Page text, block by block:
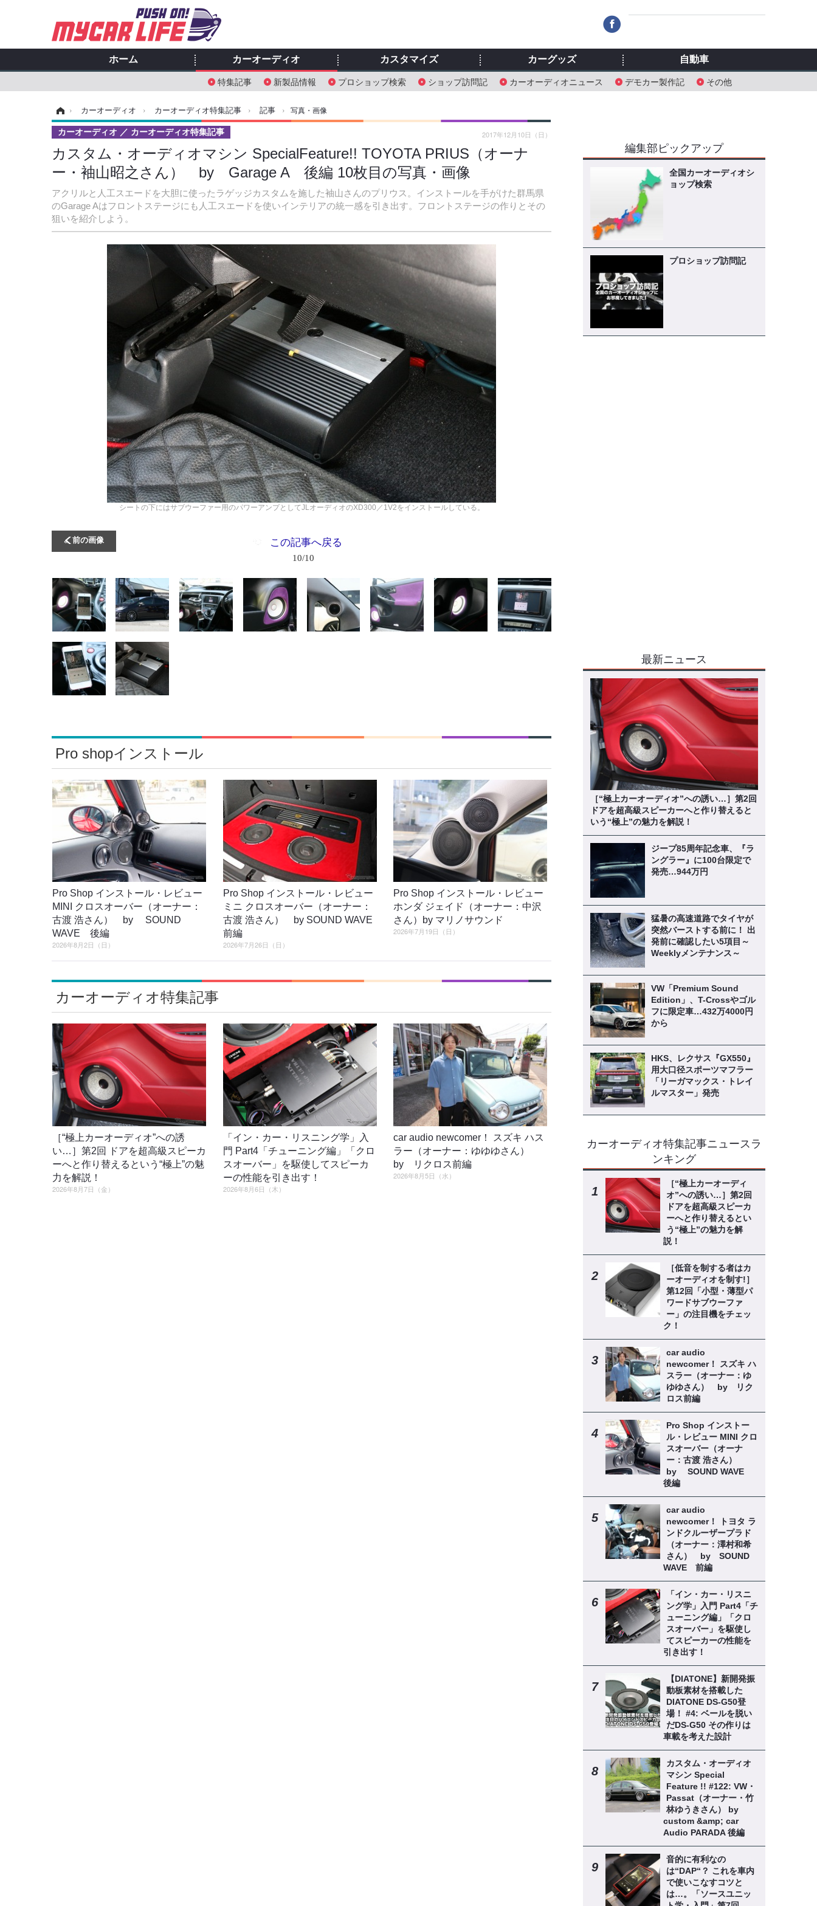
ホーム カーオーディオ
特集記事 新製品情報 プロショップ検索 ショップ訪問記 カーオーディオニュース デモカー製作記 その他
カスタマイズ カーグッズ 自動車
› カーオーディオ › カーオーディオ特集記事 › 記事 › 写真・画像
カスタム・オーディオマシン SpecialFeature!! TOYOTA PRIUS（オーナ
ー・袖山昭之さん） by Garage A 後編 10枚目の写真・画像
アクリルと人工スエードを大胆に使ったラゲッジカスタムを施した袖山さんのプリウス。インストールを手がけた群馬県
のGarage Aはフロントステージにも人工スエードを使いインテリアの統一感を引き出す。フロントステージの作りとその
狙いを紹介しよう。
カーオーディオ カーオーディオ特集記事 2017年12月10日（日）
シートの下にはサブウーファー用のパワーアンプとしてJLオーディオのXD300／1V2をインストールしている。
前の画像 この記事へ戻る
10/10
Pro shopインストール
Pro Shop インストール・レビュー
MINI クロスオーバー（オーナー：
古渡 浩さん） by SOUND
WAVE 後編
2026年8月2日（日）
Pro Shop インストール・レビュー
ミニ クロスオーバー（オーナー：
古渡 浩さん） by SOUND WAVE
前編
2026年7月26日（日）
Pro Shop インストール・レビュー
ホンダ ジェイド（オーナー：中沢
さん）by マリノサウンド
2026年7月19日（日）
カーオーディオ特集記事
［“極上カーオーディオ”への誘
い…］第2回 ドアを超高級スピーカ
ーへと作り替えるという“極上”の魅
力を解説！
2026年8月7日（金）
「イン・カー・リスニング学」入
門 Part4「チューニング編」「クロ
スオーバー」を駆使してスピーカ
ーの性能を引き出す！
2026年8月6日（木）
car audio newcomer！ スズキ ハス
ラー（オーナー：ゆゆゆさん）
by リクロス前編
2026年8月5日（水）
編集部ピックアップ
全国カーオーディオシ
ョップ検索
プロショップ訪問記
最新ニュース
［“極上カーオーディオ”への誘い…］第2回
ドアを超高級スピーカーへと作り替えると
いう“極上”の魅力を解説！
ジープ85周年記念車、『ラ
ングラー』に100台限定で
発売…944万円
猛暑の高速道路でタイヤが
突然バーストする前に！ 出
発前に確認したい5項目～
Weeklyメンテナンス～
VW「Premium Sound
Edition」、T-Crossやゴル
フに限定車…432万4000円
から
HKS、レクサス『GX550』
用大口径スポーツマフラー
「リーガマックス・トレイ
ルマスター」発売
カーオーディオ特集記事ニュースラ
ンキング
［“極上カーオーディ
オ”への誘い…］第2回
ドアを超高級スピーカ
ーへと作り替えるとい
う“極上”の魅力を解
説！
［低音を制する者はカ
ーオーディオを制す!］
第12回「小型・薄型パ
ワードサブウーファ
ー」の注目機をチェッ
ク！
car audio
newcomer！ スズキ ハ
スラー（オーナー：ゆ
ゆゆさん） by リク
ロス前編
Pro Shop インストー
ル・レビュー MINI クロ
スオーバー（オーナ
ー：古渡 浩さん）
by SOUND WAVE
後編
car audio
newcomer！ トヨタ ラ
ンドクルーザープラド
（オーナー：澤村和希
さん） by SOUND
WAVE 前編
「イン・カー・リスニ
ング学」入門 Part4「チ
ューニング編」「クロ
スオーバー」を駆使し
てスピーカーの性能を
引き出す！
【DIATONE】新開発振
動板素材を搭載した
DIATONE DS-G50登
場！ #4: ベールを脱い
だDS-G50 その作りは
車載を考えた設計
カスタム・オーディオ
マシン Special
Feature !! #122: VW・
Passat（オーナー・竹
林ゆうきさん） by
custom &amp; car
Audio PARADA 後編
音的に有利なの
は“DAP“？ これを車内
で使いこなすコツと
は…。「ソースユニッ